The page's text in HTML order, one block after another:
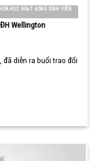
HỌC HOẠT ĐỘNG SINH VIÊN
Wellington
đã diễn ra buổi trao đổi